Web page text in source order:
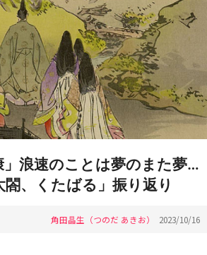
」浪速のことは夢のまた夢…
、くたばる」振り返り
角田晶生（つのだ あきお） 2023/10/16